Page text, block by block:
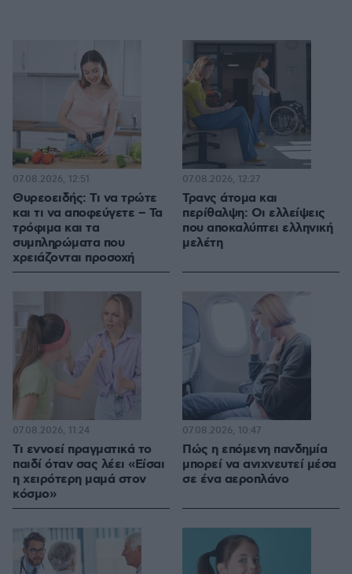
Θυρεοειδής: Τι να τρώτε
και τι να αποφεύγετε – Τα
τρόφιμα και τα
συμπληρώματα που
χρειάζονται προσοχή
07.08.2026, 12:51
Τρανς άτομα και
περίθαλψη: Οι ελλείψεις
που αποκαλύπτει ελληνική
μελέτη
07.08.2026, 12:27
Τι εννοεί πραγματικά το
παιδί όταν σας λέει «Είσαι
η χειρότερη μαμά στον
κόσμο»
07.08.2026, 11:24
Πώς η επόμενη πανδημία
μπορεί να ανιχνευτεί μέσα
σε ένα αεροπλάνο
07.08.2026, 10:47